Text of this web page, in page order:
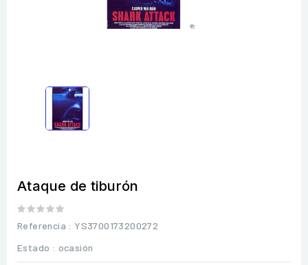
Ataque de tiburón
Referencia : YS3700173200272
Estado : ocasión